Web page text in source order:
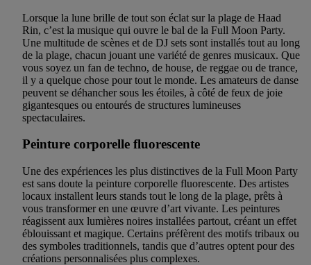
Lorsque la lune brille de tout son éclat sur la plage de Haad
Rin, c’est la musique qui ouvre le bal de la Full Moon Party.
Une multitude de scènes et de DJ sets sont installés tout au long
de la plage, chacun jouant une variété de genres musicaux. Que
vous soyez un fan de techno, de house, de reggae ou de trance,
il y a quelque chose pour tout le monde. Les amateurs de danse
peuvent se déhancher sous les étoiles, à côté de feux de joie
gigantesques ou entourés de structures lumineuses
spectaculaires.
Peinture corporelle fluorescente
Une des expériences les plus distinctives de la Full Moon Party
est sans doute la peinture corporelle fluorescente. Des artistes
locaux installent leurs stands tout le long de la plage, prêts à
vous transformer en une œuvre d’art vivante. Les peintures
réagissent aux lumières noires installées partout, créant un effet
éblouissant et magique. Certains préfèrent des motifs tribaux ou
des symboles traditionnels, tandis que d’autres optent pour des
créations personnalisées plus complexes.